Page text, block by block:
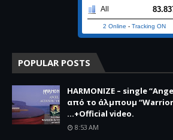
All
2 Online - Tracking ON
POPULAR POSTS
HARMONIZE – single
από το άλμπουμ
...+Official video.
8:53 AM